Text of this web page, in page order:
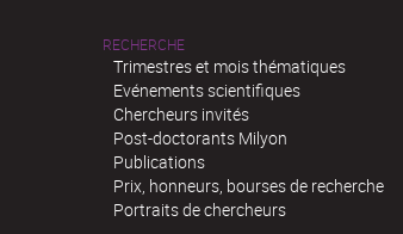
RECHERCHE
Trimestres et mois thématiques
Evénements scientifiques
Chercheurs invités
Post-doctorants Milyon
Publications
Prix, honneurs, bourses de recherche
Portraits de chercheurs